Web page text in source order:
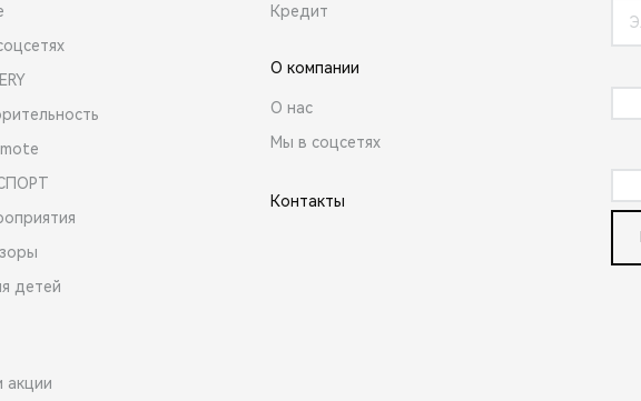
СПОРТ
детей
акции
Кредит
О компании
О нас
Мы в соцсетях
Контакты